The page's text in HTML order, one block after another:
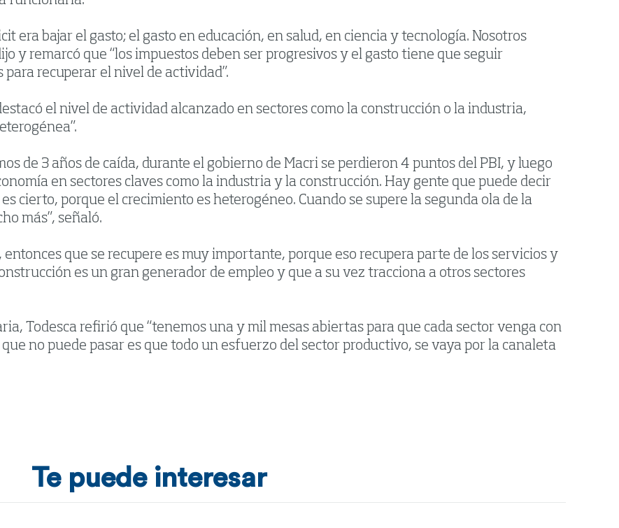
era bajar el gasto; el gasto en educación, en salud, en ciencia y tecnología. Nosotros
y remarcó que “los impuestos deben ser progresivos y el gasto tiene que seguir
recuperar el nivel de actividad”.
el nivel de actividad alcanzado en sectores como la construcción o la industria,
de 3 años de caída, durante el gobierno de Macri se perdieron 4 puntos del PBI, y luego
en sectores claves como la industria y la construcción. Hay gente que puede decir
cierto, porque el crecimiento es heterogéneo. Cuando se supere la segunda ola de la
más”, señaló.
que se recupere es muy importante, porque eso recupera parte de los servicios y
es un gran generador de empleo y que a su vez tracciona a otros sectores
Todesca refirió que “tenemos una y mil mesas abiertas para que cada sector venga con
no puede pasar es que todo un esfuerzo del sector productivo, se vaya por la canaleta
Te puede interesar